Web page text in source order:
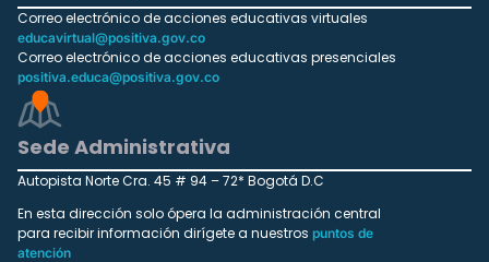
Correo electrónico de acciones educativas virtuales
educavirtual@positiva.gov.co
Correo electrónico de acciones educativas presenciales
positiva.educa@positiva.gov.co
Sede Administrativa
Autopista Norte Cra. 45 # 94 – 72* Bogotá D.C
En esta dirección solo ópera la administración central
para recibir información dirígete a nuestros puntos de
atención